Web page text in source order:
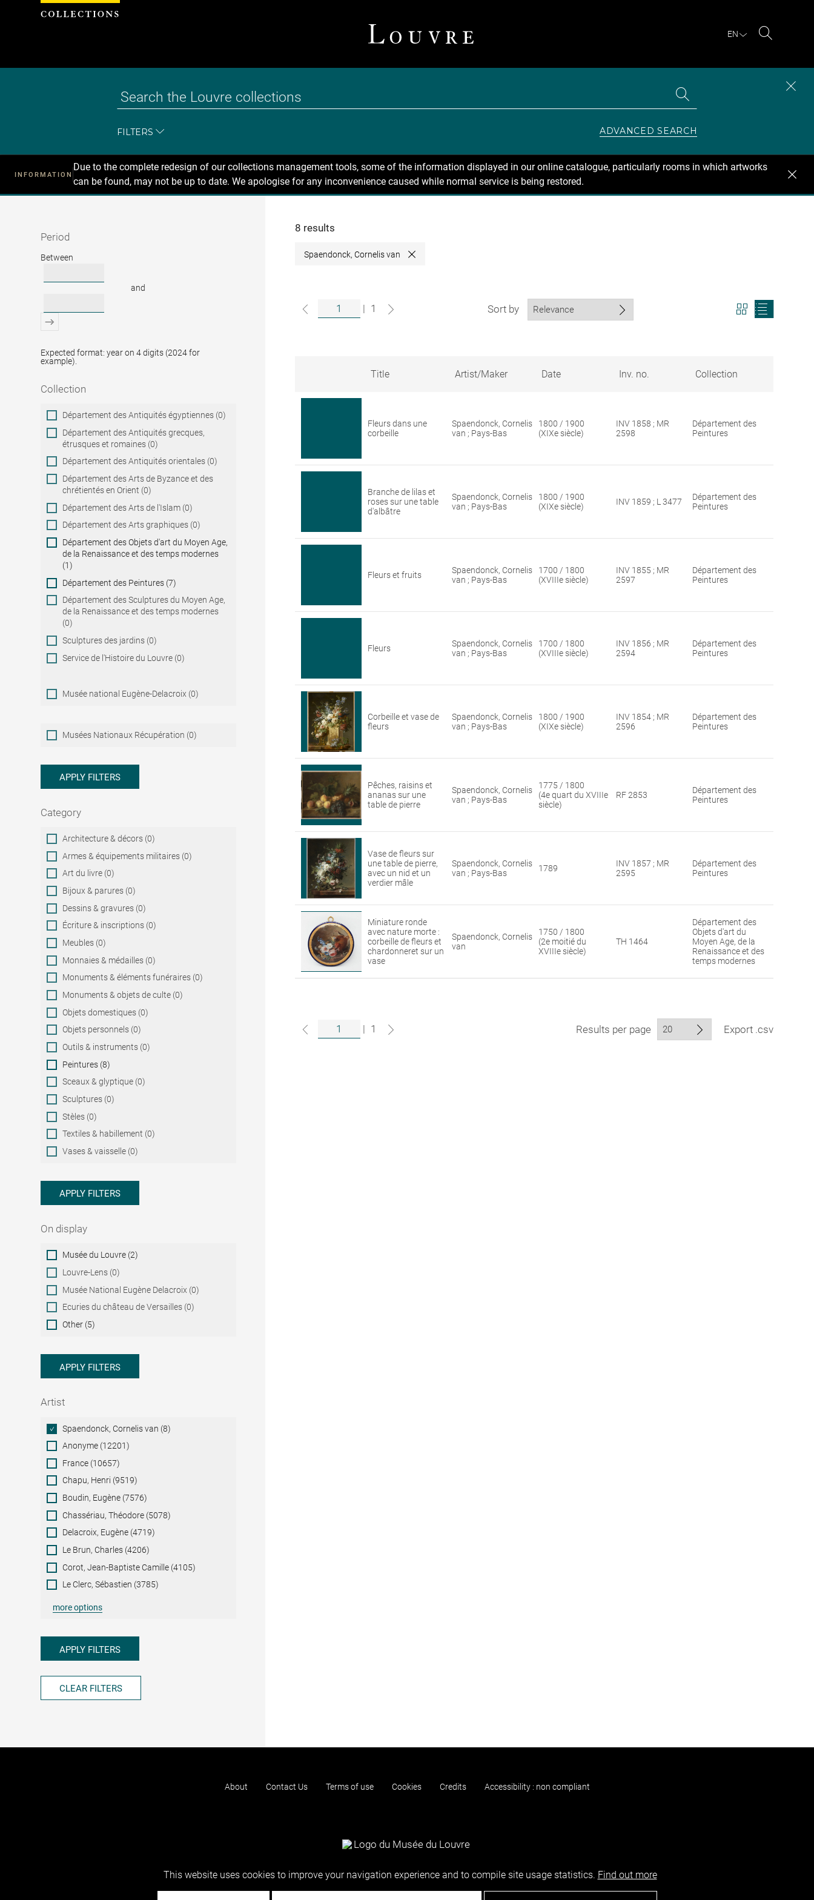
EN
FILTERS ADVANCED SEARCH
INFORMATION
Due to the complete redesign of our collections management tools, some of the information displayed in our online catalogue, particularly rooms in which artworks
can be found, may not be up to date. We apologise for any inconvenience caused while normal service is being restored.
Recherche
Period
Period
Between
and
Expected format: year on 4 digits (2024 for
example).
Collection
Collection
Département des Antiquités égyptiennes (0)
Département des Antiquités grecques,
étrusques et romaines (0)
Département des Antiquités orientales (0)
Département des Arts de Byzance et des
chrétientés en Orient (0)
Département des Arts de l'Islam (0)
Département des Arts graphiques (0)
Département des Objets d'art du Moyen Age,
de la Renaissance et des temps modernes
(1)
Département des Peintures (7)
Département des Sculptures du Moyen Age,
de la Renaissance et des temps modernes
(0)
Sculptures des jardins (0)
Service de l'Histoire du Louvre (0)
Musée national Eugène-Delacroix (0)
Musées
Nationaux
Musées Nationaux Récupération (0)
APPLY FILTERS
Category
Category
Architecture & décors (0)
Armes & équipements militaires (0)
Art du livre (0)
Bijoux & parures (0)
Dessins & gravures (0)
Écriture & inscriptions (0)
Meubles (0)
Monnaies & médailles (0)
Monuments & éléments funéraires (0)
Monuments & objets de culte (0)
Objets domestiques (0)
Objets personnels (0)
Outils & instruments (0)
Peintures (8)
Sceaux & glyptique (0)
Sculptures (0)
Stèles (0)
Textiles & habillement (0)
Vases & vaisselle (0)
APPLY FILTERS
On display
On
display
Musée du Louvre (2)
Louvre-Lens (0)
Musée National Eugène Delacroix (0)
Ecuries du château de Versailles (0)
Other (5)
APPLY FILTERS
Artist
ArtistSpaendonck, Cornelis van (8)
Anonyme (12201)
France (10657)
Chapu, Henri (9519)
Boudin, Eugène (7576)
Chassériau, Théodore (5078)
Delacroix, Eugène (4719)
Le Brun, Charles (4206)
Corot, Jean-Baptiste Camille (4105)
Le Clerc, Sébastien (3785)
more options
APPLY FILTERS
CLEAR FILTERS
8 results
Spaendonck, Cornelis van Close
| 1 Sort by
View
search
Search
Louvre
collections
Title Artist/Maker Date Inv. no. Collection
Fleurs dans une
corbeille
Spaendonck, Cornelis
van ; Pays-Bas
1800 / 1900
(XIXe siècle)
INV 1858 ; MR
2598
Département des
Peintures
Branche de lilas et
roses sur une table
d'albâtre
Spaendonck, Cornelis
van ; Pays-Bas
1800 / 1900
(XIXe siècle)
INV 1859 ; L 3477
Département des
Peintures
Fleurs et fruits
Spaendonck, Cornelis
van ; Pays-Bas
1700 / 1800
(XVIIIe siècle)
INV 1855 ; MR
2597
Département des
Peintures
Fleurs
Spaendonck, Cornelis
van ; Pays-Bas
1700 / 1800
(XVIIIe siècle)
INV 1856 ; MR
2594
Département des
Peintures
Corbeille et vase de
fleurs
Spaendonck, Cornelis
van ; Pays-Bas
1800 / 1900
(XIXe siècle)
INV 1854 ; MR
2596
Département des
Peintures
Pêches, raisins et
ananas sur une
table de pierre
Spaendonck, Cornelis
van ; Pays-Bas
1775 / 1800
(4e quart du XVIIIe
siècle)
RF 2853
Département des
Peintures
Vase de fleurs sur
une table de pierre,
avec un nid et un
verdier mâle
Spaendonck, Cornelis
van ; Pays-Bas
1789
INV 1857 ; MR
2595
Département des
Peintures
Miniature ronde
avec nature morte :
corbeille de fleurs et
chardonneret sur un
vase
Spaendonck, Cornelis
van
1750 / 1800
(2e moitié du
XVIIIe siècle)
TH 1464
Département des
Objets d'art du
Moyen Age, de la
Renaissance et des
temps modernes
| 1 Results per page Export .csv
About Contact Us Terms of use Cookies Credits Accessibility : non compliant
Cookies management panel
This website uses cookies to improve your navigation experience and to compile site usage statistics. Find out more